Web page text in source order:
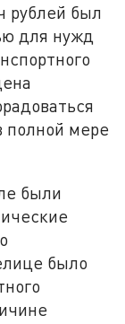
рублей был
для нужд
полной мере
были
было